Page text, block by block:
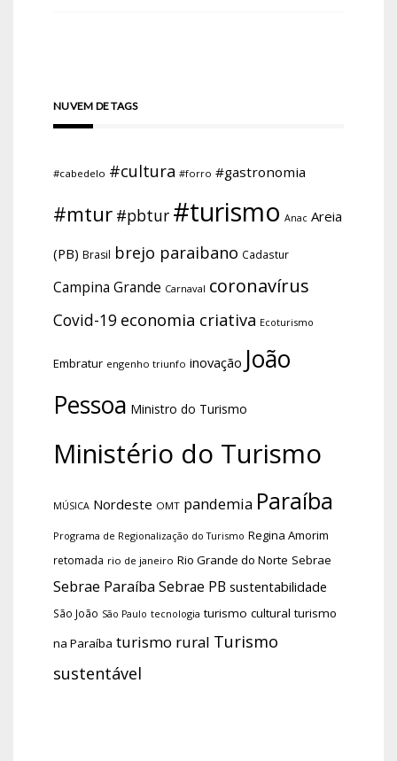
NUVEM DE TAGS
#cabedelo #cultura #forro #gastronomia
#mtur #pbtur #turismo Anac Areia
(PB) Brasil brejo paraibano Cadastur
Campina Grande Carnaval coronavírus
Covid-19 economia criativa Ecoturismo
Embratur engenho triunfo inovação João
Pessoa Ministro do Turismo
Ministério do Turismo
MÚSICA Nordeste OMT pandemia Paraíba
Programa de Regionalização do Turismo Regina Amorim
retomada rio de janeiro Rio Grande do Norte Sebrae
Sebrae Paraíba Sebrae PB sustentabilidade
São João São Paulo tecnologia turismo cultural turismo
na Paraíba turismo rural Turismo
sustentável